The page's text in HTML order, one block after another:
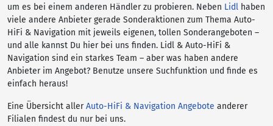
um es bei einem anderen Händler zu probieren. Neben Lidl haben
viele andere Anbieter gerade Sonderaktionen zum Thema Auto-
HiFi & Navigation mit jeweils eigenen, tollen Sonderangeboten –
und alle kannst Du hier bei uns finden. Lidl & Auto-HiFi &
Navigation sind ein starkes Team – aber was haben andere
Anbieter im Angebot? Benutze unsere Suchfunktion und finde es
einfach heraus!
Eine Übersicht allerAuto-HiFi & Navigation Angebote anderer
Filialen findest du nur bei uns.